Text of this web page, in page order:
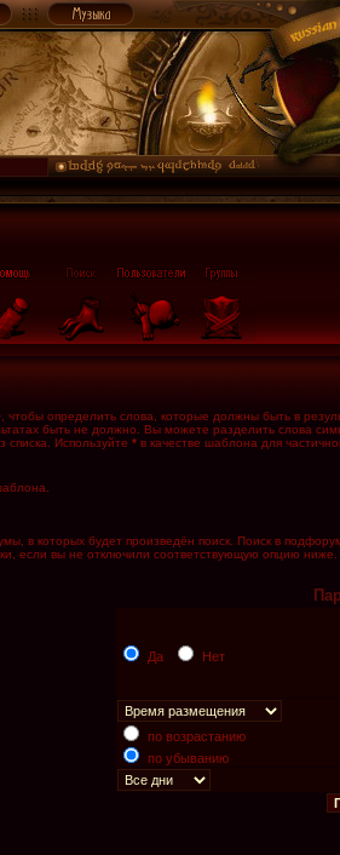
, чтобы определить слова, которые должны быть в
быть не должно. Вы можете разделить слова
списка. Используйте * в качестве шаблона для
в которых будет произведён поиск. Поиск в
если вы не отключили соответствующую опцию ниже.
Да Нет
по возрастанию
по убыванию